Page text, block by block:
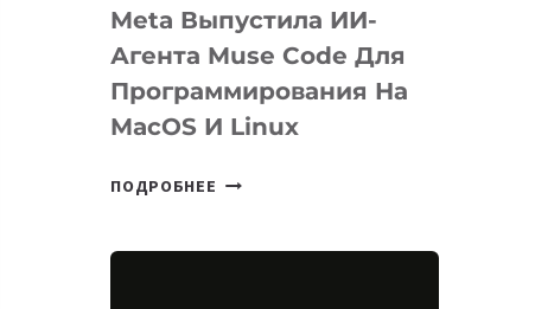
Meta Выпустила ИИ-
Агента Muse Code Для
Программирования На
MacOS И Linux
ПОДРОБНЕЕ META